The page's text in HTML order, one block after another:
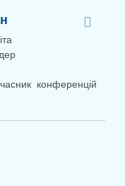
конференцій